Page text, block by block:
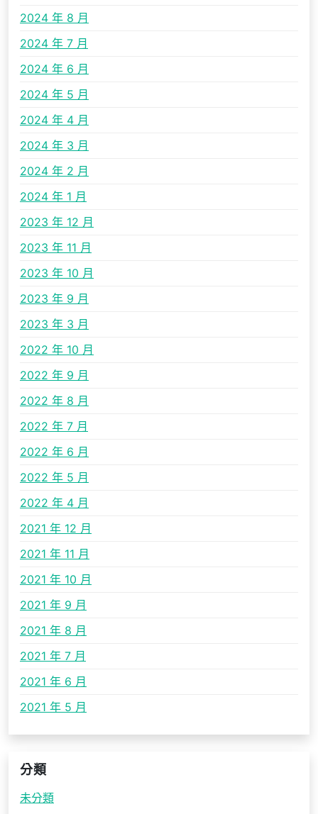
2024 年 8 月
2024 年 7 月
2024 年 6 月
2024 年 5 月
2024 年 4 月
2024 年 3 月
2024 年 2 月
2024 年 1 月
2023 年 12 月
2023 年 11 月
2023 年 10 月
2023 年 9 月
2023 年 3 月
2022 年 10 月
2022 年 9 月
2022 年 8 月
2022 年 7 月
2022 年 6 月
2022 年 5 月
2022 年 4 月
2021 年 12 月
2021 年 11 月
2021 年 10 月
2021 年 9 月
2021 年 8 月
2021 年 7 月
2021 年 6 月
2021 年 5 月
分類
未分類